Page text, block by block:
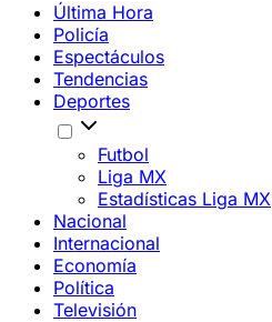
Última Hora
Policía
Espectáculos
Tendencias
Deportes
Futbol
Liga MX
Estadísticas Liga MX
Nacional
Internacional
Economía
Política
Televisión